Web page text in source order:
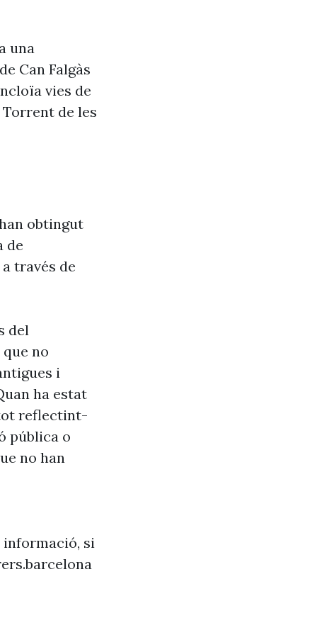
una
Can Falgàs
vies de
de les
obtingut
de
través de
del
no
i
ha estat
tot reflectint-
pública o
no han
informació, si